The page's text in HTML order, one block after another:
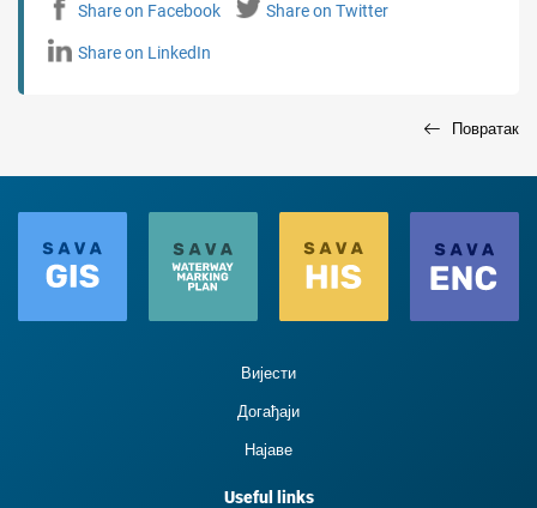
Share on Facebook Share on Twitter
Share on LinkedIn
Повратак
Вијести
Догађаји
Најаве
Useful links